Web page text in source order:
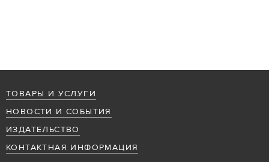
ТОВАРЫ И УСЛУГИ
НОВОСТИ И СОБЫТИЯ
ИЗДАТЕЛЬСТВО
КОНТАКТНАЯ ИНФОРМАЦИЯ